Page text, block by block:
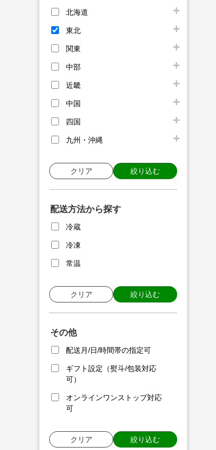
北海道
東北
関東
中部
近畿
中国
四国
九州・沖縄
クリア 絞り込む
配送方法から探す
冷蔵
冷凍
常温
クリア 絞り込む
その他
配送月/日/時間帯の指定可
ギフト設定（熨斗/包装対応
可）
オンラインワンストップ対応
可
クリア 絞り込む